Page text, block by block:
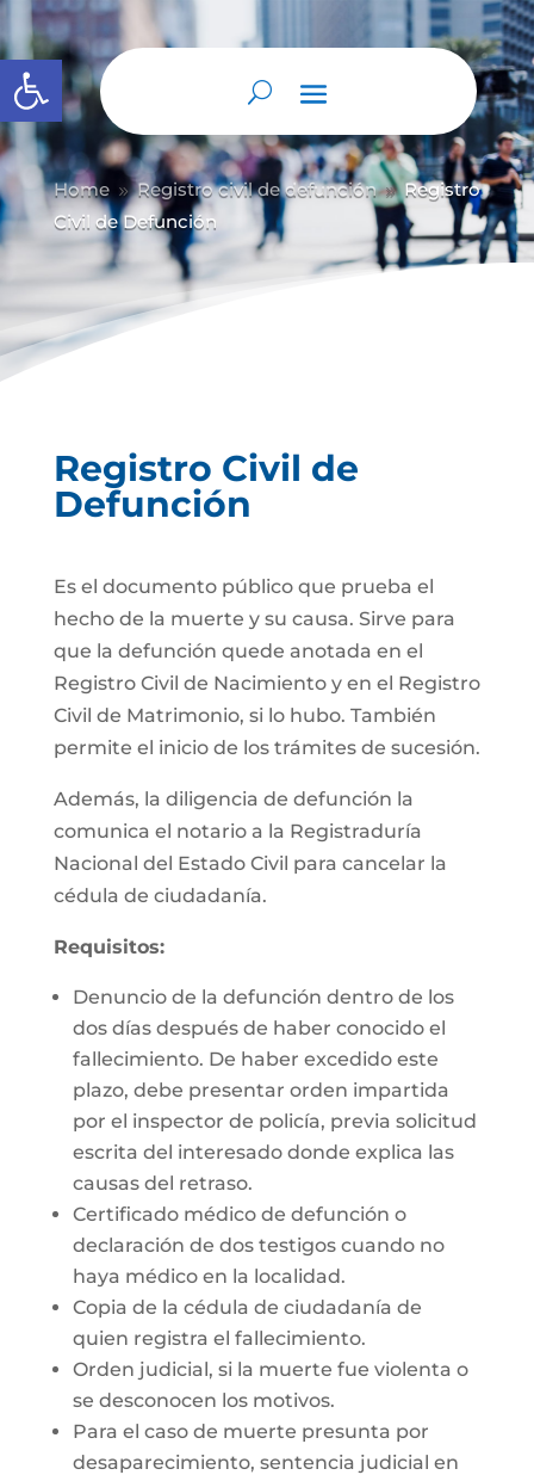
Abrir barra de herramientas
Home 9 Registro civil de defunción 9 Registro
Civil de Defunción
Registro Civil de
Defunción
Es el documento público que prueba el
hecho de la muerte y su causa. Sirve para
que la defunción quede anotada en el
Registro Civil de Nacimiento y en el Registro
Civil de Matrimonio, si lo hubo. También
permite el inicio de los trámites de sucesión.
Además, la diligencia de defunción la
comunica el notario a la Registraduría
Nacional del Estado Civil para cancelar la
cédula de ciudadanía.
Requisitos:
Denuncio de la defunción dentro de los
dos días después de haber conocido el
fallecimiento. De haber excedido este
plazo, debe presentar orden impartida
por el inspector de policía, previa solicitud
escrita del interesado donde explica las
causas del retraso.
Certificado médico de defunción o
declaración de dos testigos cuando no
haya médico en la localidad.
Copia de la cédula de ciudadanía de
quien registra el fallecimiento.
Orden judicial, si la muerte fue violenta o
se desconocen los motivos.
Para el caso de muerte presunta por
desaparecimiento, sentencia judicial en